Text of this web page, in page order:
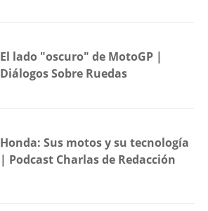
El lado "oscuro" de MotoGP |
Diálogos Sobre Ruedas
Honda: Sus motos y su tecnología
| Podcast Charlas de Redacción